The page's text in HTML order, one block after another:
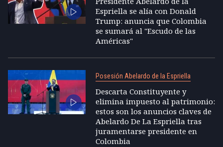
Espriella se alía con Donald
Trump: anuncia que Colombia
se sumará al "Escudo de las
Américas"
Posesión Abelardo de la Espriella
Descarta Constituyente y
elimina impuesto al patrimonio:
estos son los anuncios claves de
Abelardo De La Espriella tras
juramentarse presidente en
Colombia